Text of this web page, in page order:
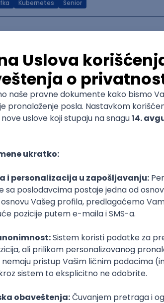
Kubernetes Senior
sistema (DevOps)